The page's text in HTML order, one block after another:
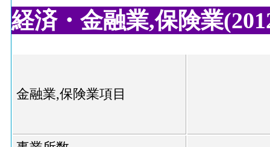
経済・金融業,保険業
金融業,保険業項目